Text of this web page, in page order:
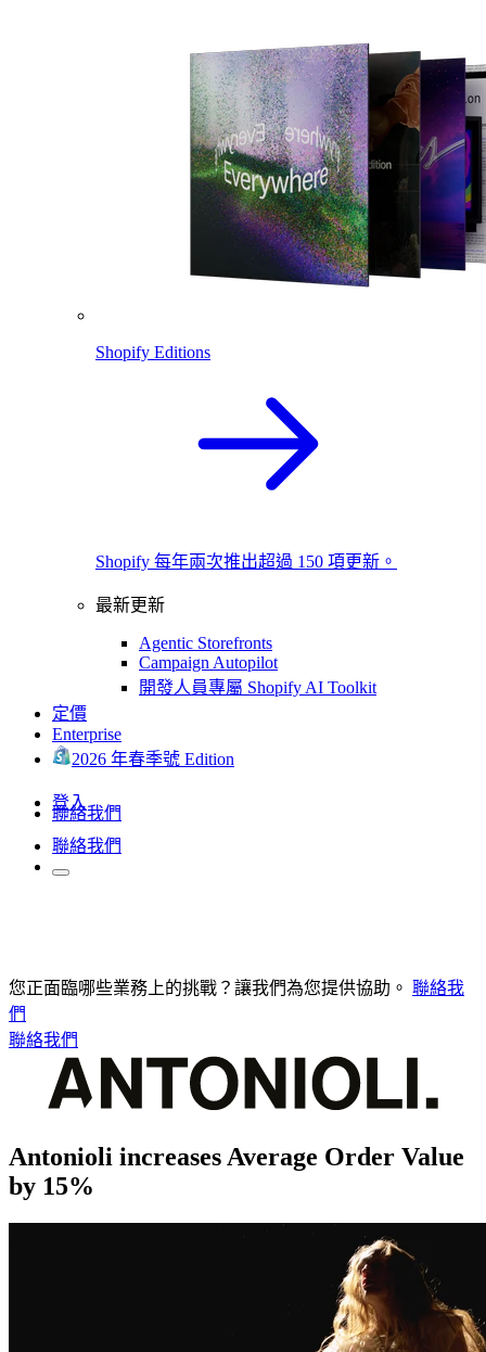
Shopify Editions
Shopify 每年兩次推出超過 150 項更新。
最新更新
Agentic Storefronts
Campaign Autopilot
開發人員專屬 Shopify AI Toolkit
定價
Enterprise
2026 年春季號 Edition
登入
聯絡我們
聯絡我們
您正面臨哪些業務上的挑戰？讓我們為您提供協助。 聯絡我
們
聯絡我們
Antonioli increases Average Order Value
by 15%